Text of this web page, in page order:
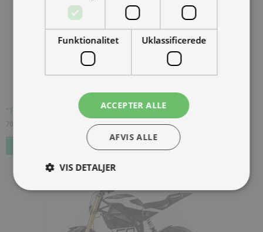
"Thundervolt NK-E ""R"" 72V44Ah - Rød" THU-NK-E-R-2022-RED
70.000,00 kr.
Funktionalitet Uklassificerede
ACCEPTER ALLE
AFVIS ALLE
VIS DETALJER